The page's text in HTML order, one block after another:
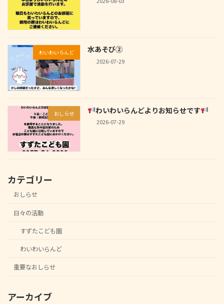
わいわいらんど 水あそび②
2026-07-29
おしらせ わいわいらんどよりお知らせです
2026-07-29
カテゴリー
おしらせ
日々の活動
すずたこども園
わいわいらんど
重要なおしらせ
アーカイブ